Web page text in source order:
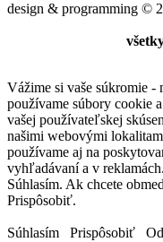
design & programming
Vážime si vaše
používame súbory cookie
vašej používateľskej
našimi webovými
používame aj na
vyhľadávaní a v
Súhlasím. Ak chcete
Prispôsobiť.
Súhlasím Prispôsobiť